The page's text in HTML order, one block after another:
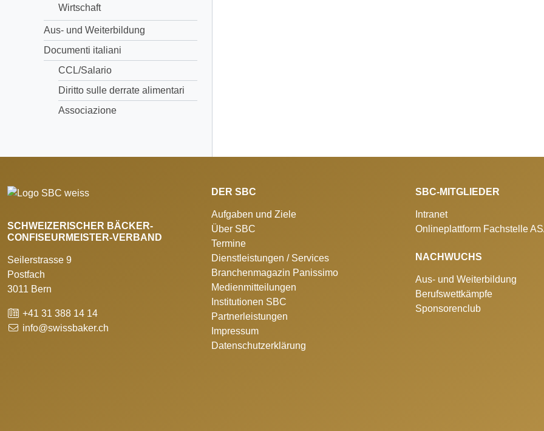
Wirtschaft
Aus- und Weiterbildung
Documenti italiani
CCL/Salario
Diritto sulle derrate alimentari
Associazione
SCHWEIZERISCHER BÄCKER-
CONFISEURMEISTER-VERBAND
Seilerstrasse 9
Postfach
3011 Bern
+41 31 388 14 14
info@swissbaker.ch
DER SBC
Aufgaben und Ziele
Über SBC
Termine
Dienstleistungen / Services
Branchenmagazin Panissimo
Medienmitteilungen
Institutionen SBC
Partnerleistungen
Impressum
Datenschutzerklärung
SBC-MITGLIEDER
Intranet
Onlineplattform Fachstelle
NACHWUCHS
Aus- und Weiterbildung
Berufswettkämpfe
Sponsorenclub